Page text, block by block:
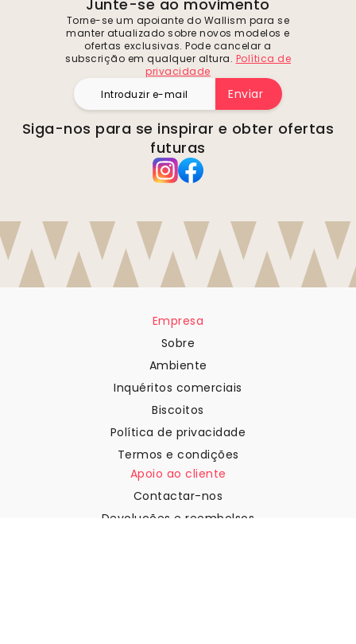
Junte-se ao movimento
Torne-se um apoiante do Wallism para se
manter atualizado sobre novos modelos e
ofertas exclusivas. Pode cancelar a
subscrição em qualquer altura. Política de
privacidade
Enviar
Siga-nos para se inspirar e obter ofertas
futuras
Empresa
Sobre
Ambiente
Inquéritos comerciais
Biscoitos
Política de privacidade
Termos e condições
Apoio ao cliente
Contactar-nos
Devoluções e reembolsos